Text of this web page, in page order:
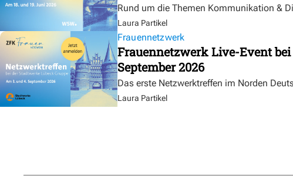
Rund um die Themen Kommunikation &
Laura Partikel
Frauennetzwerk
Frauennetzwerk Live-Event
September 2026
Das erste Netzwerktreffen im Norden
Laura Partikel